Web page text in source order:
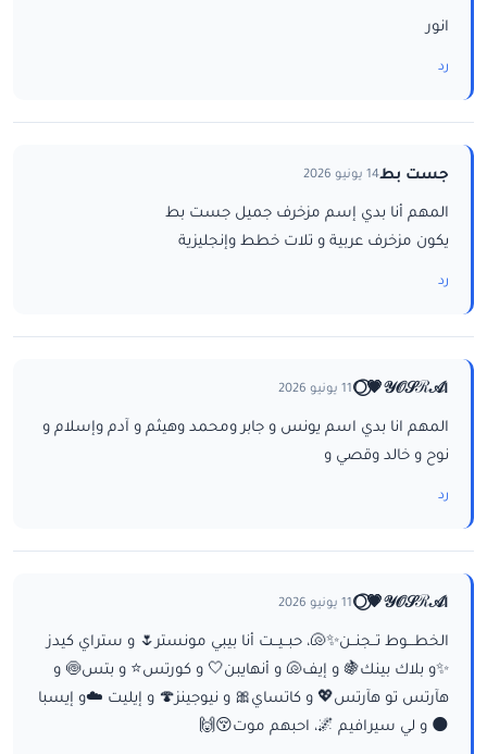
انور
رد
جست بط14 يونيو 2026
المهم أنا بدي إسم مزخرف جميل جست بط
يكون مزخرف عربية و تلات خطط وإنجليزية
رد
ا𝒴𝒪𝒮ℛ𝒜💗⃝🌕 11 يونيو 2026
المهم انا بدي اسم يونس و جابر ومحمد وهيثم و آدم وإسلام و
نوح و خالد وقصي و
رد
ا𝒴𝒪𝒮ℛ𝒜💗⃝🌕 11 يونيو 2026
الخطـــوط تــجنــن✨🐚، حبــيــت أنا بيبي مونستر🌷 و ستراي كيدز
✨و بلاك بينك🍇 و إيف🐚 و أنهايبن🤍 و كورتس⭐ و بتس🍥 و
هآرتس تو هآرتس💖 و كاتساي🎀 و نيوجينز🍄 و إيليت ☁️و إيسبا
🌑 و لي سيرافيم 🌌، احبهم موت😚🙌